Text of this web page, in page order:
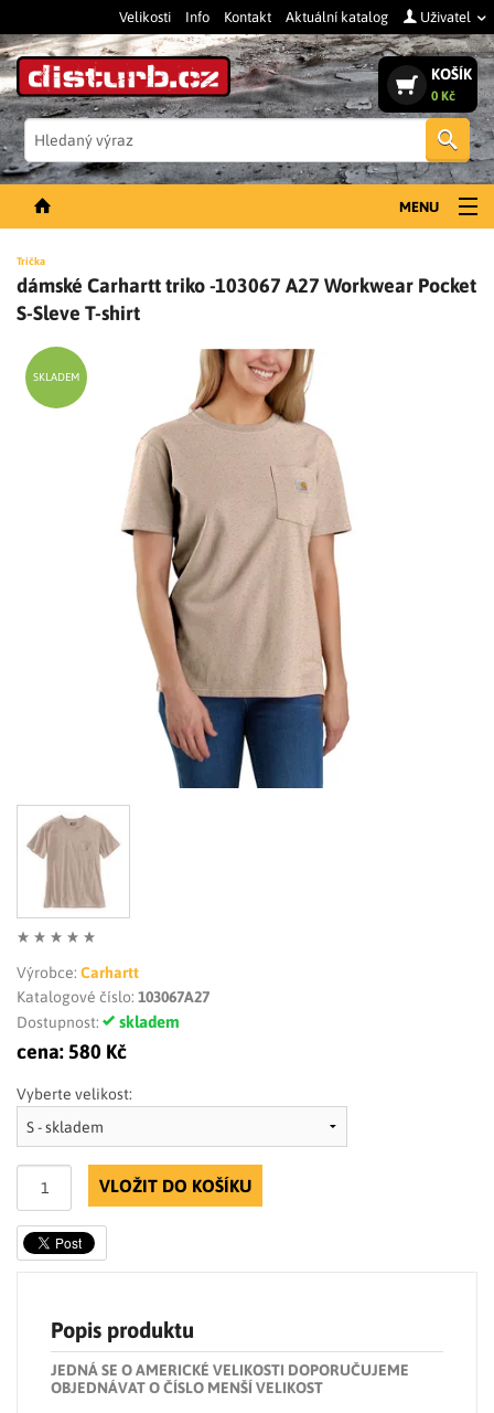
Velikosti Info Kontakt Aktuální katalog Uživatel
KOŠÍK
0 Kč
MENU
PÁNSKÉ OBLEČENÍ
DOPLŇKY
SLEVY A VÝPRODEJ
LIMITOVANÉ EDICE
Trička
dámské Carhartt triko -103067 A27 Workwear Pocket
S-Sleve T-shirt
SKLADEM
Výrobce: Carhartt
Katalogové číslo: 103067A27
Dostupnost:
skladem
cena:580 Kč
Vyberte velikost:
VLOŽIT DO KOŠÍKU
Popis produktu
JEDNÁ SE O AMERICKÉ VELIKOSTI DOPORUČUJEME
OBJEDNÁVAT O ČÍSLO MENŠÍ VELIKOST